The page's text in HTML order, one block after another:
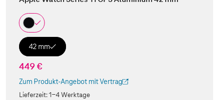
42 mm
449 €
Zum Produkt-Angebot mit Vertrag
(Der Link wird in einem neuen Tab geöffnet)
Lieferzeit:1-4 Werktage